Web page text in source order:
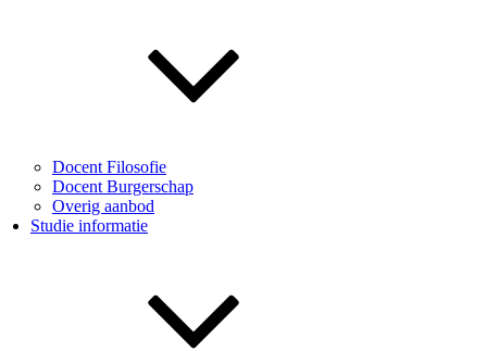
Docent Filosofie
Docent Burgerschap
Overig aanbod
Studie informatie